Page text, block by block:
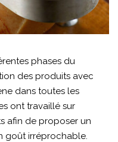
phases du
des produits avec
dans toutes les
ont travaillé sur
afin de proposer un
goût irréprochable.